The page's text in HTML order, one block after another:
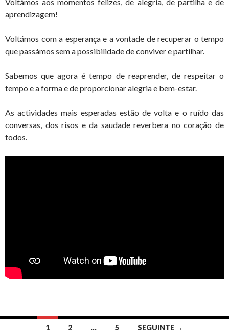
aprendizagem!
Voltámos com a esperança e a vontade de recuperar o tempo
que passámos sem a possibilidade de conviver e partilhar.
Sabemos que agora é tempo de reaprender, de respeitar o
tempo e a forma e de proporcionar alegria e bem-estar.
As actividades mais esperadas estão de volta e o ruído das
conversas, dos risos e da saudade reverbera no coração de
todos.
Navegação
1 2 … 5 SEGUINTE →